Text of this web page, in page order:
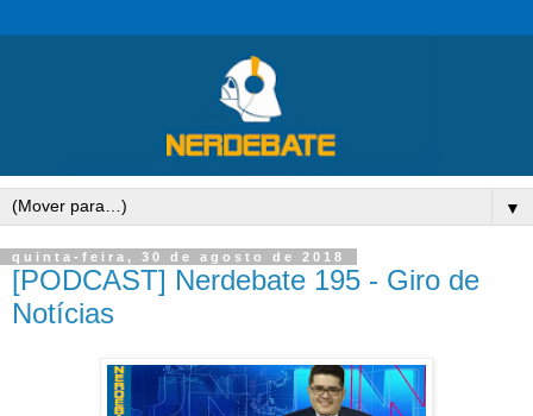
▼
quinta-feira, 30 de agosto de 2018
[PODCAST] Nerdebate 195 - Giro de
Notícias